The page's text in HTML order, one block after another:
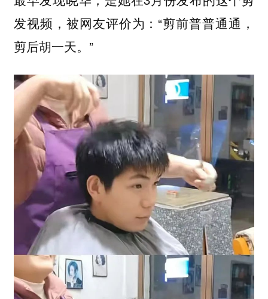
发视频，被网友评价为：“剪前普普通通，
剪后胡一天。”